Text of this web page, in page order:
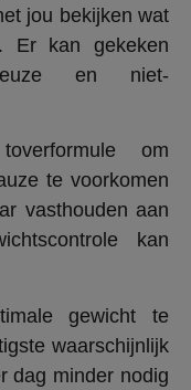
jou bekijken wat
Er kan gekeken
en niet-
om
te voorkomen
vasthouden aan
kan
gewicht te
waarschijnlijk
dag minder nodig